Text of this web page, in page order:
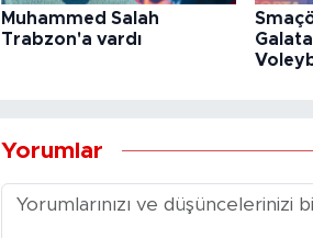
Muhammed Salah
Trabzon'a vardı
Yorumlar